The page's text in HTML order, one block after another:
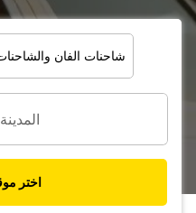
شاحنات الفان
اختر